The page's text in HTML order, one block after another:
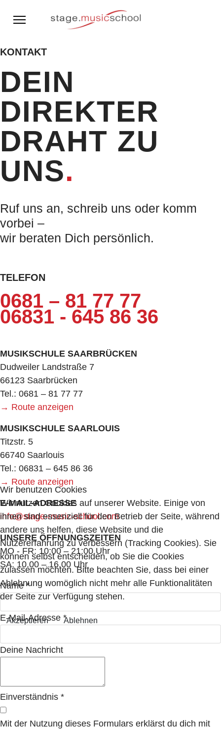
KONTAKT
DEIN
DIREKTER
DRAHT ZU
UNS.
Ruf uns an, schreib uns oder komm
vorbei –
wir beraten Dich persönlich.
TELEFON
0681 – 81 77 77
06831 - 645 86 36
MUSIKSCHULE SAARBRÜCKEN
Dudweiler Landstraße 7
66123 Saarbrücken
Tel.: 0681 – 81 77 77
→ Route anzeigen
MUSIKSCHULE SAARLOUIS
Titzstr. 5
66740 Saarlouis
Tel.: 06831 – 645 86 36
→ Route anzeigen
E-MAIL-ADRESSE
info@stage-music-school.com
UNSERE ÖFFNUNGSZEITEN
MO - FR: 10:00 – 21:00 Uhr
SA: 10.00 – 16.00 Uhr
Name*
E-Mail-Adresse *
Deine Nachricht
Einverständnis *
Mit der Nutzung dieses Formulars erklärst du dich mit
Wir benutzen Cookies
Wir nutzen Cookies auf unserer Website. Einige von
ihnen sind essenziell für den Betrieb der Seite, während
andere uns helfen, diese Website und die
Nutzererfahrung zu verbessern (Tracking Cookies). Sie
können selbst entscheiden, ob Sie die Cookies
zulassen möchten. Bitte beachten Sie, dass bei einer
Ablehnung womöglich nicht mehr alle Funktionalitäten
der Seite zur Verfügung stehen.
Akzeptieren Ablehnen